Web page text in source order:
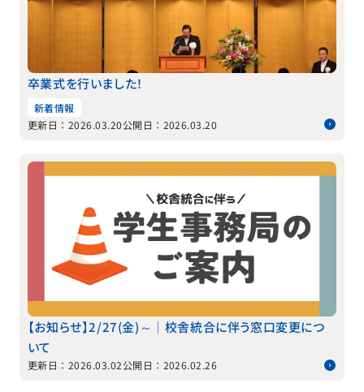
卒業式を行いました！
新着情報
更新日：2026.03.20公開日：2026.03.20
【お知らせ】2/27(金)～｜校舎統合に伴う窓口変更につ
いて
更新日：2026.03.02公開日：2026.02.26